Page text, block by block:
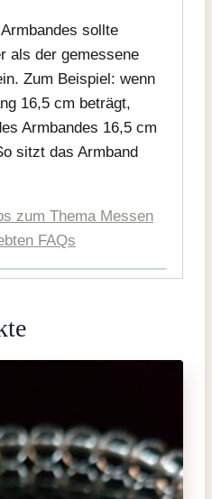
sollte
als der gemessene
Zum Beispiel: wenn
16,5 cm beträgt,
Armbandes 16,5 cm
sitzt das Armband
zum Thema Messen
FAQs